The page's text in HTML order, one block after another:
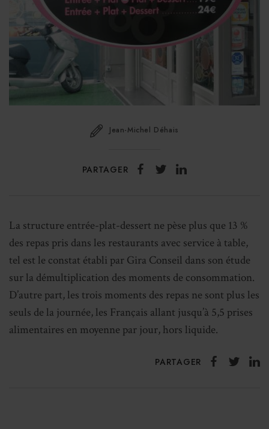
Jean-Michel Déhais
PARTAGER
La structure entrée-plat-dessert ne pèse plus que 13 %
des repas pris dans les restaurants avec service à table,
tel est le constat établi par Gira Conseil dans son étude
sur la démultiplication des moments de consommation.
D’autre part, les trois moments des repas ne sont plus les
seuls de la journée, les Français allant jusqu’à 5,5 prises
alimentaires en moyenne par jour, hors liquide.
PARTAGER